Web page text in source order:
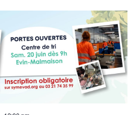
de
vues